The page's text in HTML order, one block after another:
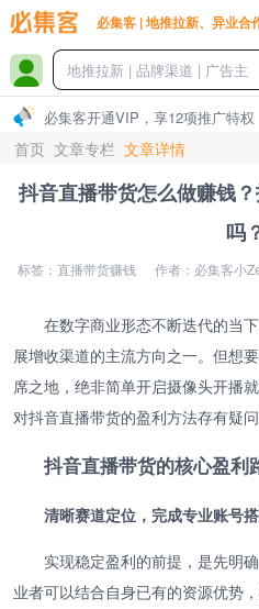
必集客 | 地推拉新、异业合
必集客开通VIP，享12项推广特权
首页 文章专栏 文章详情
抖音直播带货怎么做赚钱
吗
标签：直播带货赚钱 作者：必集客小
在数字商业形态不断迭代的当
展增收渠道的主流方向之一。但想
席之地，绝非简单开启摄像头开播
对抖音直播带货的盈利方法存有疑问
抖音直播带货的核心盈利
清晰赛道定位，完成专业账号
实现稳定盈利的前提，是先明
业者可以结合自身已有的资源优势